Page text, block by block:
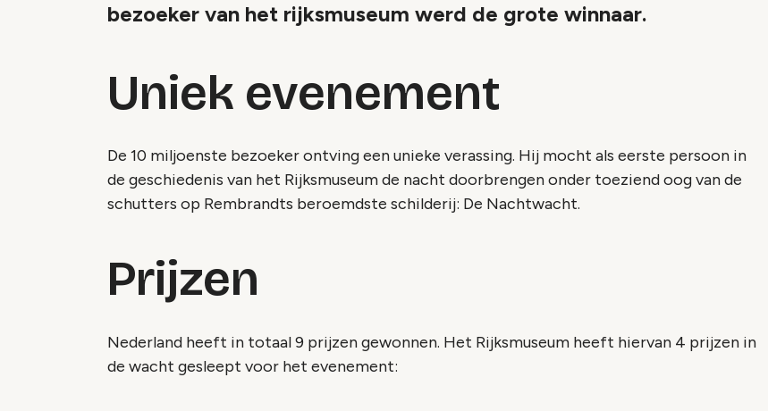
bezoeker van het rijksmuseum werd de grote winnaar.
Uniek evenement
De 10 miljoenste bezoeker ontving een unieke verassing. Hij mocht als eerste persoon in
de geschiedenis van het Rijksmuseum de nacht doorbrengen onder toeziend oog van de
schutters op Rembrandts beroemdste schilderij: De Nachtwacht.
Prijzen
Nederland heeft in totaal 9 prijzen gewonnen. Het Rijksmuseum heeft hiervan 4 prijzen in
de wacht gesleept voor het evenement: